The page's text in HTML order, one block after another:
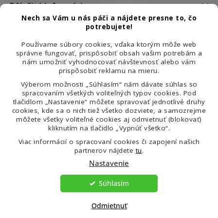
Nech sa Vám u nás páči a nájdete presne to, čo
potrebujete!
Používame súbory cookies, vďaka ktorým môže web
správne fungovať, prispôsobiť obsah vašim potrebám a
nám umožniť vyhodnocovať návštevnosť alebo vám
prispôsobiť reklamu na mieru.
Výberom možnosti „Súhlasím“ nám dávate súhlas so
spracovaním všetkých voliteľných typov cookies. Pod
tlačidlom „Nastavenie“ môžete spravovať jednotlivé druhy
cookies, kde sa o nich tiež všetko dozviete, a samozrejme
môžete všetky voliteľné cookies aj odmietnuť (blokovať)
kliknutím na tlačidlo „Vypnúť všetko“.
Viac informácií o spracovaní cookies či zapojení našich
partnerov nájdetetu.
Nastavenie
Odmietnuť
Súhlasím
Dôležité informácie
99 % spokojených zákazníků